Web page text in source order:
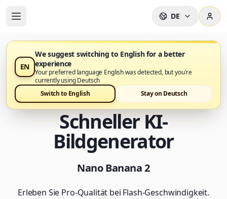
DE
EN
We suggest switching to English for a better
experience
Your preferred language English was detected, but you're
currently using Deutsch
Switch to English
Stay on Deutsch
Nano Banana 2 ist jetzt auf Nano Banana Pro verfügbar
Nano Banana 2 -
Schneller KI-
Bildgenerator
Nano Banana 2
Erleben Sie Pro-Qualität bei Flash-Geschwindigkeit.